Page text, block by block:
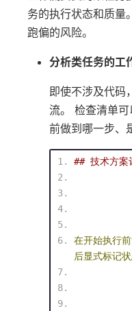
务的执行状态和质量
跑偏的风险。
分析类任务的工
即使不涉及代码
流。 检查清单
前做到哪一步、
## 技术方案
在开始执行
后显式标记状